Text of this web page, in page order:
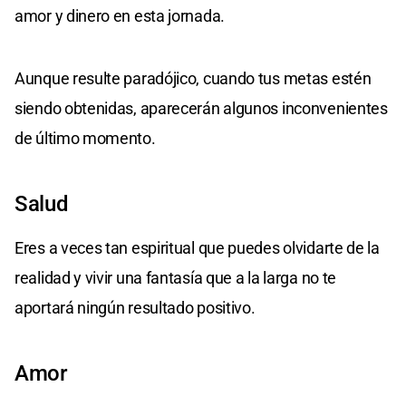
amor y dinero en esta jornada.
Aunque resulte paradójico, cuando tus metas estén
siendo obtenidas, aparecerán algunos inconvenientes
de último momento.
Salud
Eres a veces tan espiritual que puedes olvidarte de la
realidad y vivir una fantasía que a la larga no te
aportará ningún resultado positivo.
Amor